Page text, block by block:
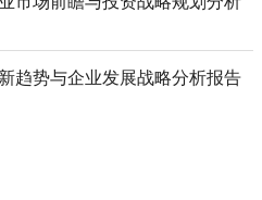
趋势与企业发展战略分析报告